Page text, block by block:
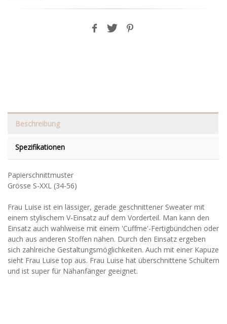
Beschreibung
Spezifikationen
Papierschnittmuster
Grösse S-XXL (34-56)
Frau Luise ist ein lässiger, gerade geschnittener Sweater mit
einem stylischem V-Einsatz auf dem Vorderteil. Man kann den
Einsatz auch wahlweise mit einem 'Cuffme'-Fertigbündchen oder
auch aus anderen Stoffen nähen. Durch den Einsatz ergeben
sich zahlreiche Gestaltungsmöglichkeiten. Auch mit einer Kapuze
sieht Frau Luise top aus. Frau Luise hat überschnittene Schultern
und ist super für Nähanfänger geeignet.